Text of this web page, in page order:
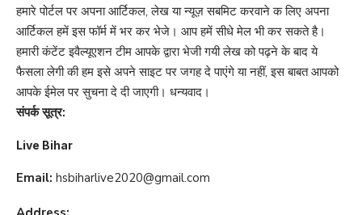
हमारे पोर्टल पर अपना आर्टिकल, लेख या न्यूज़ सबमिट करवाने क लिए अपना
आर्टिकल हमें इस फॉर्म में भर कर भेजे। आप हमें सीधे मेल भी कर सकते है।
हमारी कंटेंट इवैल्यूएशन टीम आपके द्वारा भेजी गयी लेख को पढ़ने के बाद ये
फैसला लेगी की हम इसे अपने साइट पर जगह दे पाएंगे या नहीं, इस बाबत आपको
आपके ईमेल पर सुचना दे दी जाएगी। धन्यवाद।
संपर्क सूत्र:
Live Bihar
Email: hsbiharlive2020@gmail.com